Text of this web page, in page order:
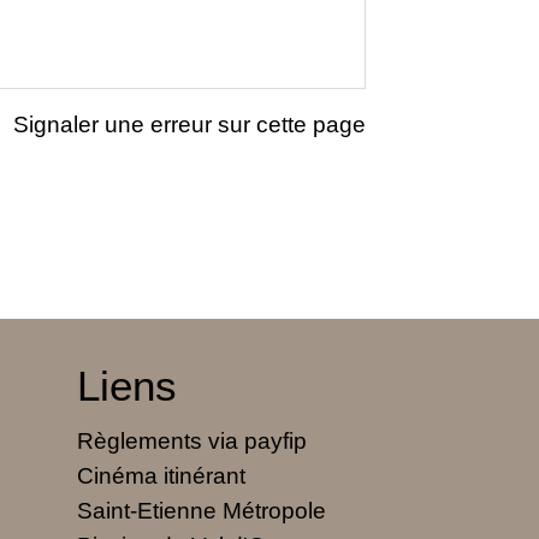
Signaler une erreur sur cette page
Liens
Règlements via payfip
Cinéma itinérant
Saint-Etienne Métropole